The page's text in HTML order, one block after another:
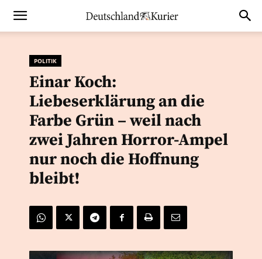
POLITIK
Einar Koch:
Liebeserklärung an die
Farbe Grün – weil nach
zwei Jahren Horror-Ampel
nur noch die Hoffnung
bleibt!